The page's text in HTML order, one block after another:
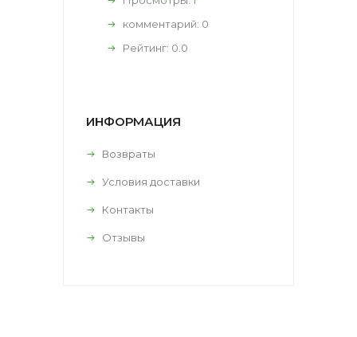
комментарий: 0
Рейтинг: 0.0
ИНФОРМАЦИЯ
Возвраты
Условия доставки
Контакты
Отзывы